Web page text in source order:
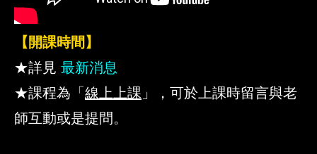
【開課時間】
★詳見 最新消息
★課程為「 線上上課 」，可於上課時留言與老
師互動或是提問。